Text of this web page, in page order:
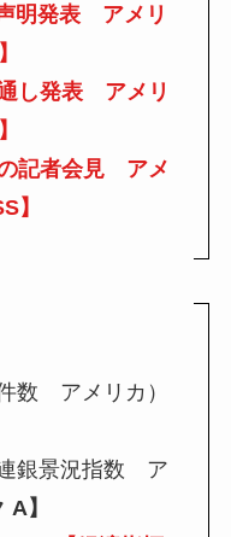
明発表 アメリ
し発表 アメリ
記者会見 アメ
】
数 アメリカ）
銀景況指数 ア
A】